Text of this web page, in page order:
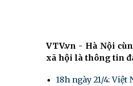
VTV.vn - Hà Nội
xã hội là thông tin
18h ngày 21/4: